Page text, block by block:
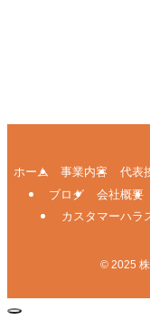
ホーム 事業内容 代表
ブログ
会社概要
カスタマーハラ
© 2025